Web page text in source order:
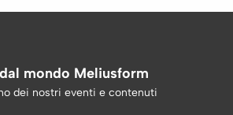
mondo Meliusform
dei nostri eventi e contenuti